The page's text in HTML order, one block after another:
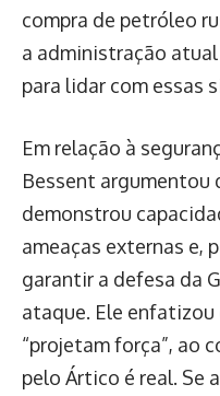
compra de petróleo
a administração
para lidar com essas
Em relação à
Bessent argumentou
demonstrou
ameaças externas e,
garantir a defesa da
ataque. Ele
“projetam força”, ao
pelo Ártico é real. Se